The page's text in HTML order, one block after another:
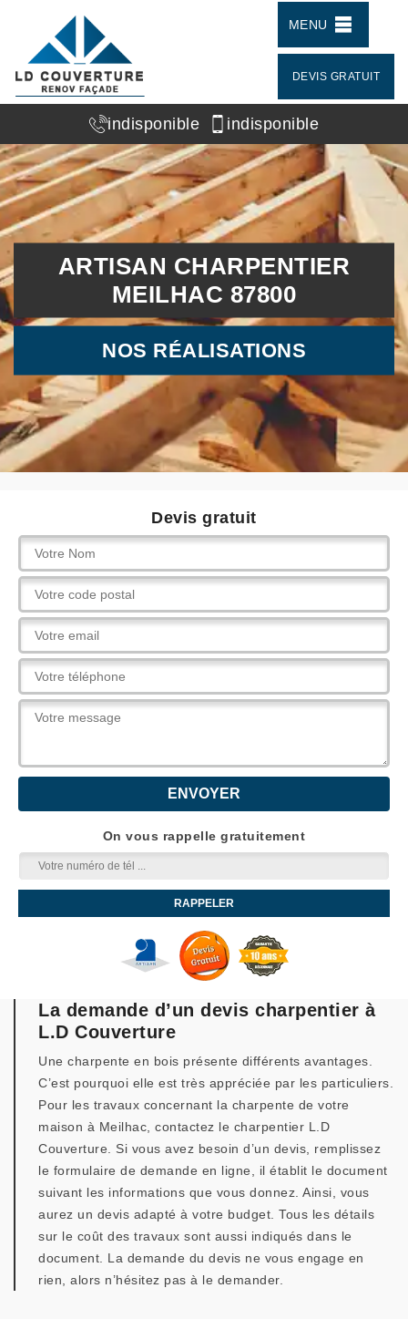
MENU
DEVIS GRATUIT
indisponible indisponible
ARTISAN CHARPENTIER
MEILHAC 87800
NOS RÉALISATIONS
Devis gratuit
On vous rappelle gratuitement
La demande d’un devis charpentier à
L.D Couverture
Une charpente en bois présente différents avantages.
C’est pourquoi elle est très appréciée par les particuliers.
Pour les travaux concernant la charpente de votre
maison à Meilhac, contactez le charpentier L.D
Couverture. Si vous avez besoin d’un devis, remplissez
le formulaire de demande en ligne, il établit le document
suivant les informations que vous donnez. Ainsi, vous
aurez un devis adapté à votre budget. Tous les détails
sur le coût des travaux sont aussi indiqués dans le
document. La demande du devis ne vous engage en
rien, alors n’hésitez pas à le demander.